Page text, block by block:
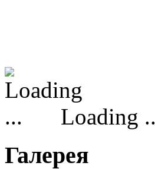
Loading
Галерея